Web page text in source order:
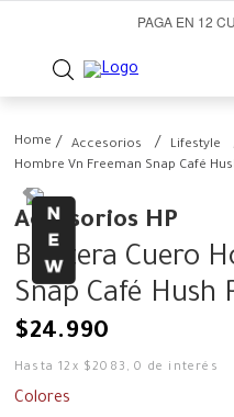
PAGA EN 12
Accesorios Lifestyle
Hombre Vn Freeman Snap Café
Accesorios HP
Billetera Cuero
Snap Café Hush
$24.990
Hasta12 x $2083 ,0 de interés
Colores